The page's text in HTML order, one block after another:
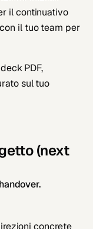
il continuativo
il tuo team per
PDF,
sul tuo
(next
concrete